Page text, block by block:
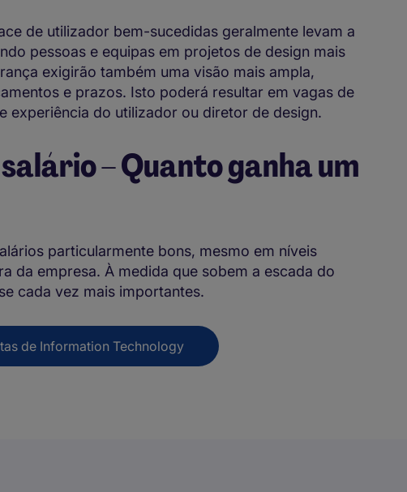
de utilizador bem-sucedidas geralmente levam a
pessoas e equipas em projetos de design mais
exigirão também uma visão mais ampla,
e prazos. Isto poderá resultar em vagas de
experiência do utilizador ou diretor de design.
– Quanto ganha um
particularmente bons, mesmo em níveis
da empresa. À medida que sobem a escada do
cada vez mais importantes.
de Information Technology